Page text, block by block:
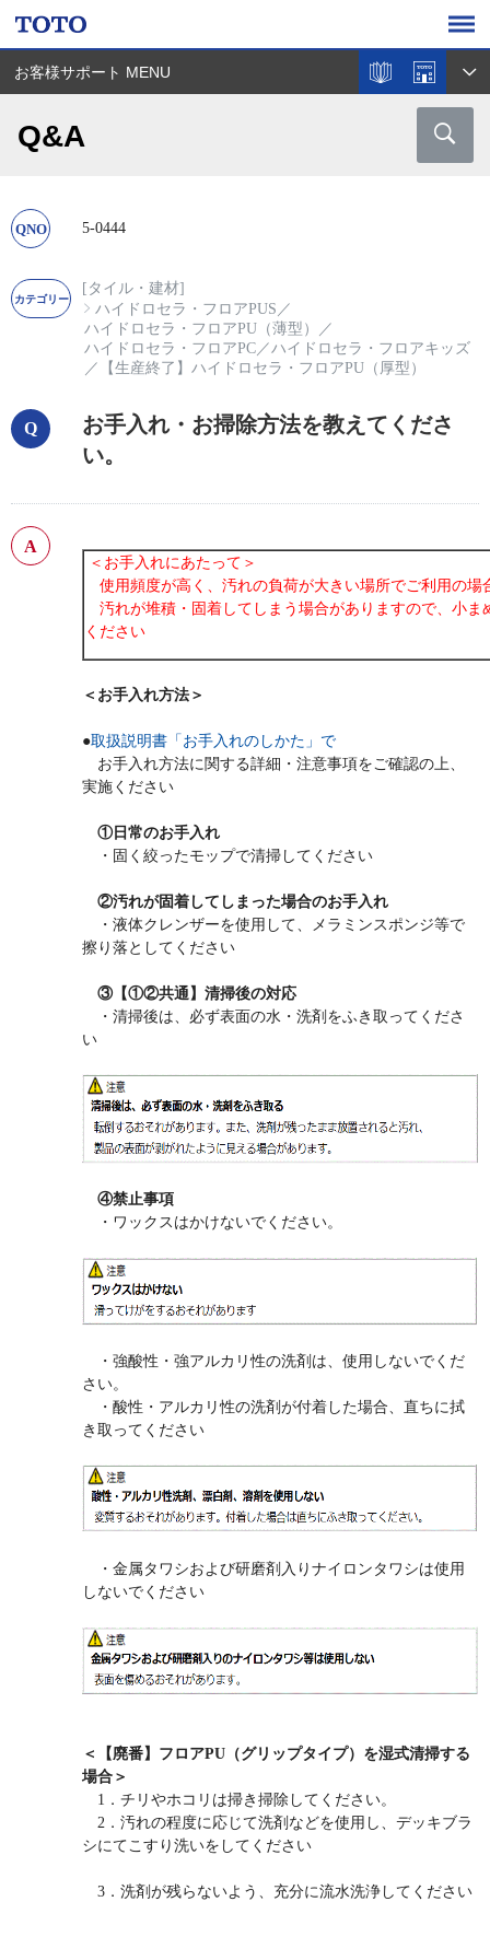
お客様サポート MENU
Q&A
5-0444
[タイル・建材]
ハイドロセラ・フロアPUS ／
ハイドロセラ・フロアPU（薄型）
／
ハイドロセラ・フロアPC／ハイドロセラ・フロアキッズ
／
【生産終了】ハイドロセラ・フロアPU（厚型）
お手入れ・お掃除方法を教えてくださ
い。
＜お手入れにあたって＞
使用頻度が高く、汚れの負荷が大きい場所でご利用の場
汚れが堆積・固着してしまう場合がありますので、小ま
ください
＜お手入れ方法＞
●取扱説明書「お手入れのしかた」で
お手入れ方法に関する詳細・注意事項をご確認の上、
実施ください
①日常のお手入れ
・固く絞ったモップで清掃してください
②汚れが固着してしまった場合のお手入れ
・液体クレンザーを使用して、メラミンスポンジ等で
擦り落としてください
③【①②共通】清掃後の対応
・清掃後は、必ず表面の水・洗剤をふき取ってくださ
い
④禁止事項
・ワックスはかけないでください。
・強酸性・強アルカリ性の洗剤は、使用しないでくだ
さい。
・酸性・アルカリ性の洗剤が付着した場合、直ちに拭
き取ってください
・金属タワシおよび研磨剤入りナイロンタワシは使用
しないでください
＜【廃番】フロアPU（グリップタイプ）を湿式清掃する
場合＞
1．チリやホコリは掃き掃除してください。
2．汚れの程度に応じて洗剤などを使用し、デッキブラ
シにてこすり洗いをしてください
3．洗剤が残らないよう、充分に流水洗浄してください